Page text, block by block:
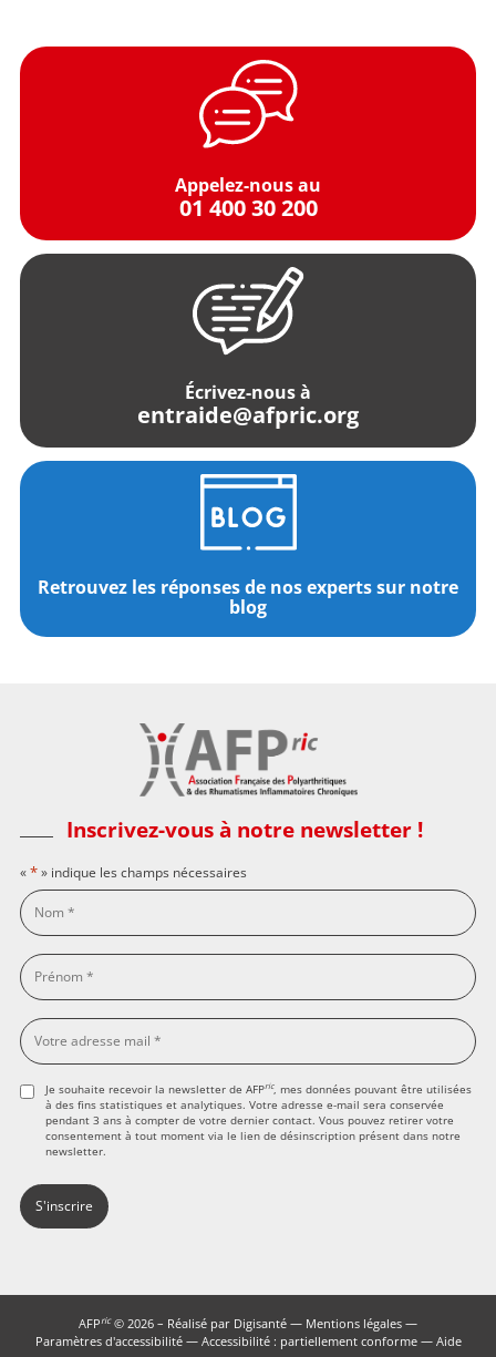
Appelez-nous au
01 400 30 200
Écrivez-nous à
entraide@afpric.org
Retrouvez les réponses de nos experts sur notre
blog
Inscrivez-vous à notre newsletter !
«*» indique les champs nécessaires
Je souhaite recevoir la newsletter de AFPric, mes données pouvant être utilisées
à des fins statistiques et analytiques. Votre adresse e-mail sera conservée
pendant 3 ans à compter de votre dernier contact. Vous pouvez retirer votre
consentement à tout moment via le lien de désinscription présent dans notre
newsletter.
AFPric© 2026 – Réalisé par Digisanté — Mentions légales —
Paramètres d'accessibilité— Accessibilité : partiellement conforme— Aide